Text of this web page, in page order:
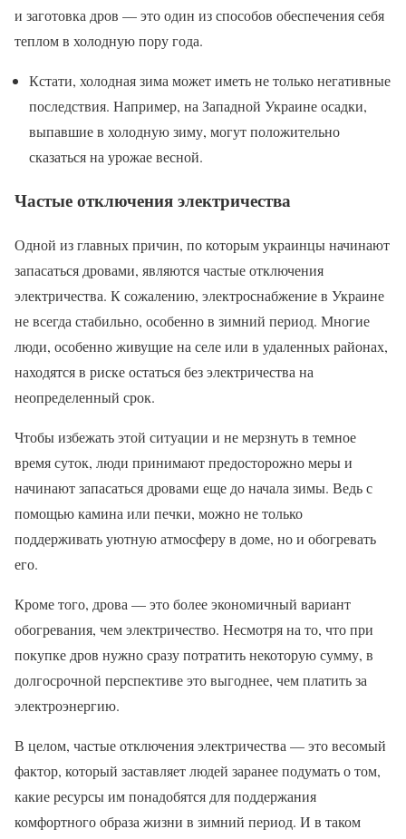
и заготовка дров — это один из способов обеспечения себя
теплом в холодную пору года.
Кстати, холодная зима может иметь не только негативные
последствия. Например, на Западной Украине осадки,
выпавшие в холодную зиму, могут положительно
сказаться на урожае весной.
Частые отключения электричества
Одной из главных причин, по которым украинцы начинают
запасаться дровами, являются частые отключения
электричества. К сожалению, электроснабжение в Украине
не всегда стабильно, особенно в зимний период. Многие
люди, особенно живущие на селе или в удаленных районах,
находятся в риске остаться без электричества на
неопределенный срок.
Чтобы избежать этой ситуации и не мерзнуть в темное
время суток, люди принимают предосторожно меры и
начинают запасаться дровами еще до начала зимы. Ведь с
помощью камина или печки, можно не только
поддерживать уютную атмосферу в доме, но и обогревать
его.
Кроме того, дрова — это более экономичный вариант
обогревания, чем электричество. Несмотря на то, что при
покупке дров нужно сразу потратить некоторую сумму, в
долгосрочной перспективе это выгоднее, чем платить за
электроэнергию.
В целом, частые отключения электричества — это весомый
фактор, который заставляет людей заранее подумать о том,
какие ресурсы им понадобятся для поддержания
комфортного образа жизни в зимний период. И в таком